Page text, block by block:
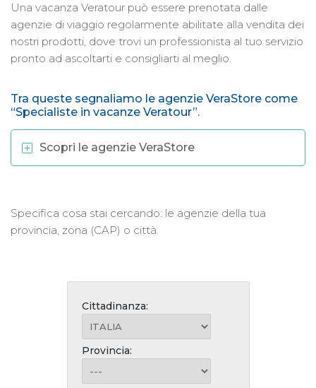
Una vacanza Veratour può essere prenotata dalle
agenzie di viaggio regolarmente abilitate alla vendita dei
nostri prodotti, dove trovi un professionista al tuo servizio
pronto ad ascoltarti e consigliarti al meglio.
Tra queste segnaliamo le agenzie VeraStore come
“Specialiste in vacanze Veratour”.
Scopri le agenzie VeraStore
Specifica cosa stai cercando: le agenzie della tua
provincia, zona (CAP) o città.
Cittadinanza:
Provincia: